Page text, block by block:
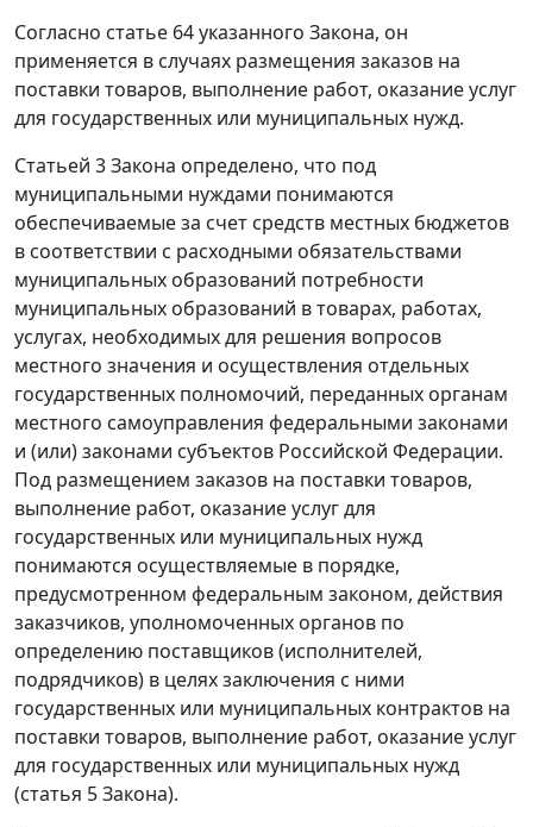
Согласно статье 64указанного Закона, он
применяется в случаях размещения заказов на
поставки товаров, выполнение работ, оказание услуг
для государственных или муниципальных нужд.
Статьей 3Закона определено, что под
муниципальными нуждами понимаются
обеспечиваемые за счет средств местных бюджетов
в соответствии с расходными обязательствами
муниципальных образований потребности
муниципальных образований в товарах, работах,
услугах, необходимых для решения вопросов
местного значения и осуществления отдельных
государственных полномочий, переданных органам
местного самоуправления федеральными законами
и (или) законами субъектов Российской Федерации.
Под размещением заказов на поставки товаров,
выполнение работ, оказание услуг для
государственных или муниципальных нужд
понимаются осуществляемые в порядке,
предусмотренном федеральным законом, действия
заказчиков, уполномоченных органов по
определению поставщиков (исполнителей,
подрядчиков) в целях заключения с ними
государственных или муниципальных контрактов на
поставки товаров, выполнение работ, оказание услуг
для государственных или муниципальных нужд
(статья 5Закона).